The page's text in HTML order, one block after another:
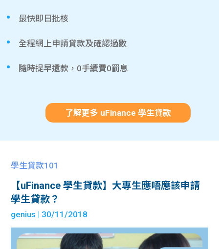
最快即日批核
全程網上申請貸款及確認過數
隨時提早還款，0手續費0罰息
了解更多 uFinance 學生貸款
學生貸款101
【uFinance 學生貸款】大專生應唔應該申請
學生貸款？
genius | 30/11/2018